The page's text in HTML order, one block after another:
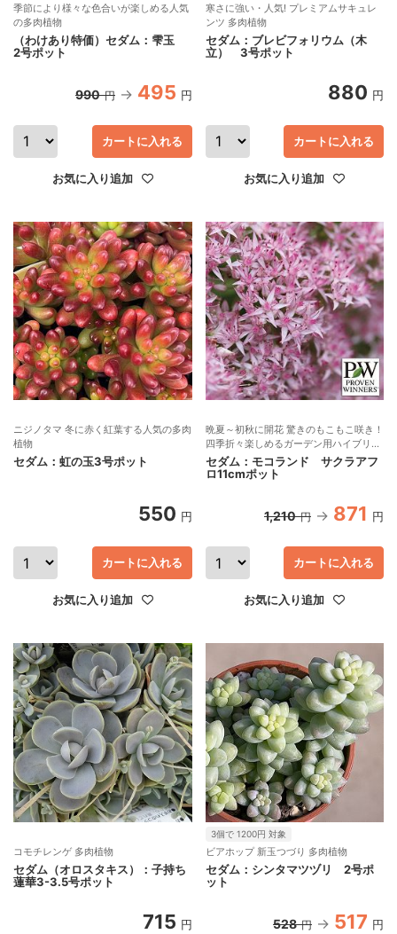
季節により様々な色合いが楽しめる人気
の多肉植物
（わけあり特価）セダム：雫玉
2号ポット
990 円 495 円
お気に入り追加
カートに入れる
寒さに強い・人気! プレミアムサキュレ
ンツ 多肉植物
セダム：ブレビフォリウム（木
立） 3号ポット
880 円
お気に入り追加
カートに入れる
ニジノタマ 冬に赤く紅葉する人気の多肉
植物
セダム：虹の玉3号ポット
550 円
お気に入り追加
カートに入れる
晩夏～初秋に開花 驚きのもこもこ咲き！
四季折々楽しめるガーデン用ハイブリッ
ドセダム PWペレニアル
セダム：モコランド サクラアフ
ロ11cmポット
1,210 円 871 円
お気に入り追加
カートに入れる
コモチレンゲ 多肉植物
セダム（オロスタキス）：子持ち
蓮華3-3.5号ポット
715 円
3個で 1200円 対象
ビアホップ 新玉つづり 多肉植物
セダム：シンタマツヅリ 2号ポ
ット
528 円 517 円